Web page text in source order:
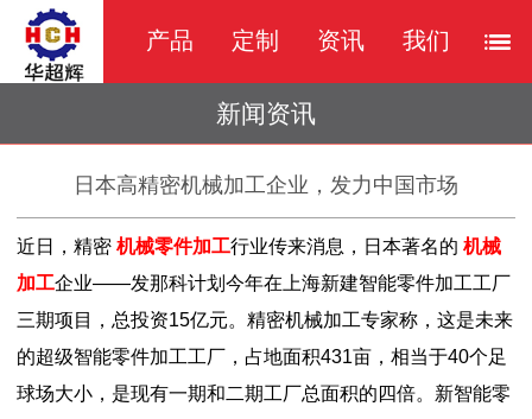
产品 定制 资讯 我们
新闻资讯
日本高精密机械加工企业，发力中国市场
近日，精密 机械零件加工行业传来消息，日本著名的 机械
加工企业——发那科计划今年在上海新建智能零件加工工厂
三期项目，总投资15亿元。精密机械加工专家称，这是未来
的超级智能零件加工工厂，占地面积431亩，相当于40个足
球场大小，是现有一期和二期工厂总面积的四倍。新智能零